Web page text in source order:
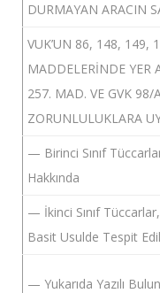
DURMAYAN ARACIN
VUK’UN 86, 148, 149,
MADDELERİNDE YER
257. MAD. VE GVK 98/
ZORUNLULUKLARA
— Birinci Sınıf
Hakkında
— İkinci Sınıf
Basit Usulde Tespit
— Yukarıda Yazılı